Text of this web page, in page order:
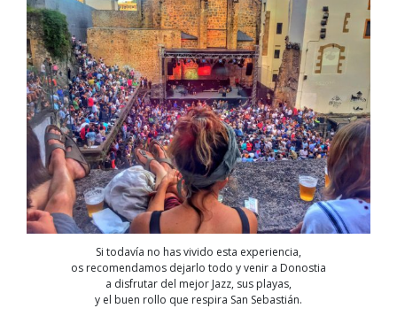
Si todavía no has vivido esta experiencia,
os recomendamos dejarlo todo y venir a Donostia
a disfrutar del mejor Jazz, sus playas,
y el buen rollo que respira San Sebastián.